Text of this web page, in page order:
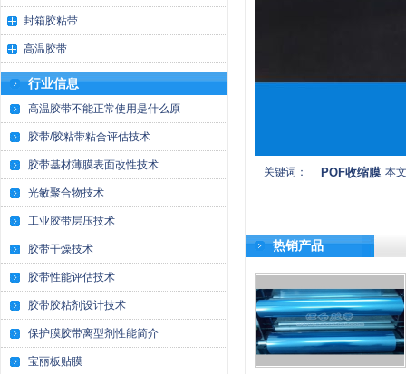
封箱胶粘带
高温胶带
行业信息
高温胶带不能正常使用是什么原
胶带/胶粘带粘合评估技术
胶带基材薄膜表面改性技术
光敏聚合物技术
工业胶带层压技术
胶带干燥技术
胶带性能评估技术
胶带胶粘剂设计技术
保护膜胶带离型剂性能简介
宝丽板贴膜
关键词： POF收缩膜 本
热销产品